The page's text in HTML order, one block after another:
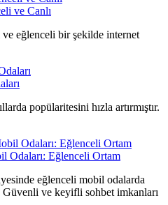
ve Canlı
ve eğlenceli bir şekilde internet
popülaritesini hızla artırmıştır.
Odaları: Eğlenceli Ortam
eğlenceli mobil odalarda
Güvenli ve keyifli sohbet imkanları